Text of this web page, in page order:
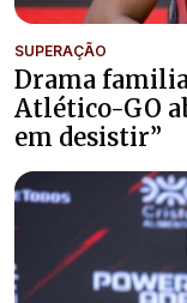
SUPERAÇÃO
Drama
Atlético-GO
em desistir”